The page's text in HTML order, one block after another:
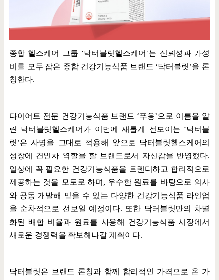
종합 헬스케어 그룹 ‘닥터블릿헬스케어 ’는 신뢰성과 가성
비를 모두 잡은 종합 건강기능식품 브랜드 ‘닥터블릿’을 론
칭한다.
다이어트 전문 건강기능식품 브랜드 ‘푸응’으로 이름을 알
린 닥터블릿헬스케어가 이번에 새롭게 선보이는 ‘닥터블
릿’은 사명을 그대로 적용해 앞으로 닥터블릿헬스케어의
성장에 견인차 역할을 할 브랜드로서 자신감을 반영했다.
일상에 꼭 필요한 건강기능식품을 트렌디하고 합리적으로
제공하는 것을 모토로 하며 , 우수한 원료를 바탕으로 의사
와 공동 개발해 믿을 수 있는 다양한 건강기능식품 라인업
을 순차적으로 선보일 예정이다. 또한 닥터블릿만의 차별
화된 배합 비율과 원료를 사용해 건강기능식품 시장에서
새로운 경쟁력을 확보해나갈 계획이다.
닥터블릿은 브랜드 론칭과 함께 합리적인 가격으로 온 가